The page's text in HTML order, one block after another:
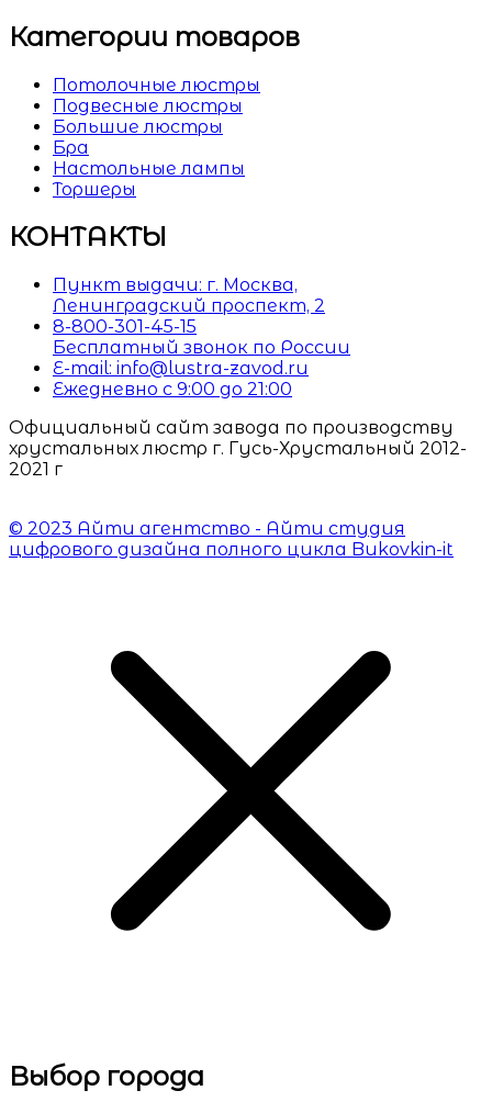
Категории товаров
Потолочные люстры
Подвесные люстры
Большие люстры
Бра
Настольные лампы
Торшеры
КОНТАКТЫ
Пункт выдачи: г. Москва,
Ленинградский проспект, 2
8-800-301-45-15
Бесплатный звонок по России
E-mail: info@lustra-zavod.ru
Ежедневно с 9:00 до 21:00
Официальный сайт завода по производству
хрустальных люстр г. Гусь-Хрустальный 2012-
2021 г
© 2023 Айти агентство - Айти студия
цифрового дизайна полного цикла Bukovkin-it
Выбор города